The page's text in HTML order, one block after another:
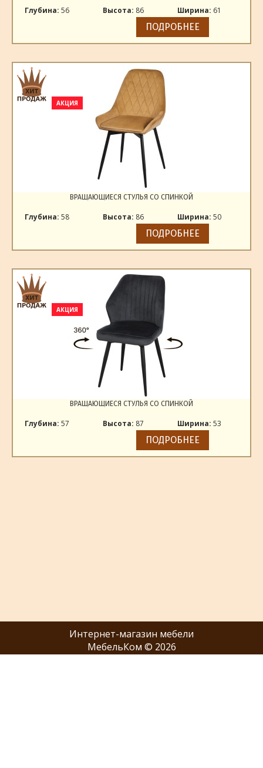
Глубина: 56 Высота: 86 Ширина: 61
ПОДРОБНЕЕ
АКЦИЯ
ВРАЩАЮЩИЕСЯ СТУЛЬЯ СО СПИНКОЙ
Глубина: 58 Высота: 86 Ширина: 50
ПОДРОБНЕЕ
АКЦИЯ
ВРАЩАЮЩИЕСЯ СТУЛЬЯ СО СПИНКОЙ
Глубина: 57 Высота: 87 Ширина: 53
ПОДРОБНЕЕ
Интернет-магазин мебели
МебельКом © 2026